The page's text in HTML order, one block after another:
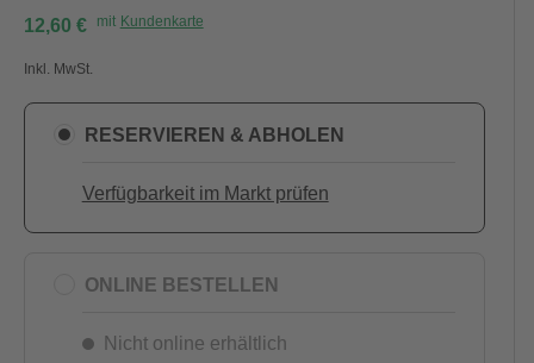
12,60 € mit Kundenkarte
Inkl. MwSt.
RESERVIEREN & ABHOLEN
Verfügbarkeit im Markt prüfen
ONLINE BESTELLEN
Nicht online erhältlich